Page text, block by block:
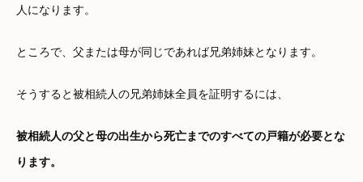
人になります。
ところで、父または母が同じであれば兄弟姉妹となります。
そうすると被相続人の兄弟姉妹全員を証明するには、
被相続人の父と母の出生から死亡までのすべての戸籍が必要とな
ります。